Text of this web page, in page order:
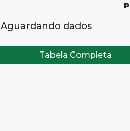
P
Aguardando dados
Tabela Completa